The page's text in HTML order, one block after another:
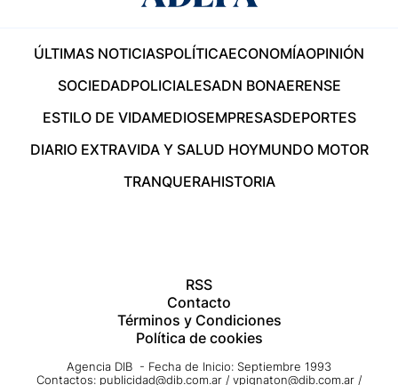
ÚLTIMAS NOTICIASPOLÍTICAECONOMÍAOPINIÓN
SOCIEDADPOLICIALESADN BONAERENSE
ESTILO DE VIDAMEDIOSEMPRESASDEPORTES
DIARIO EXTRAVIDA Y SALUD HOYMUNDO MOTOR
TRANQUERAHISTORIA
RSS
Contacto
Términos y Condiciones
Política de cookies
Agencia DIB - Fecha de Inicio: Septiembre 1993
Contactos: publicidad@dib.com.ar / vpignaton@dib.com.ar /